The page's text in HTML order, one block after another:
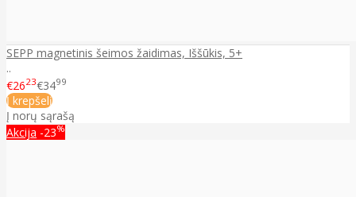
SEPP magnetinis šeimos žaidimas, Iššūkis, 5+
..
€2623€3499
Į krepšelį
Į norų sąrašą
Akcija -23%